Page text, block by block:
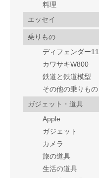
料理
エッセイ
乗りもの
ディフェンダー
カワサキW800
鉄道と鉄道模型
その他の乗りもの
ガジェット・道具
Apple
ガジェット
カメラ
旅の道具
生活の道具